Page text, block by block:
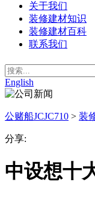
关于我们
装修建材知识
装修建材百科
联系我们
English
公赌船JCJC710 > 装
分享:
中设想十